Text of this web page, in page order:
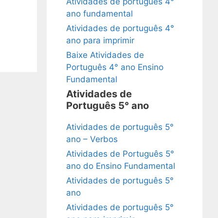
ano fundamental
Atividades de português 4°
ano para imprimir
Baixe Atividades de
Português 4° ano Ensino
Fundamental
Atividades de
Português 5° ano
Atividades de português 5°
ano – Verbos
Atividades de Português 5°
ano do Ensino Fundamental
Atividades de português 5°
ano
Atividades de português 5°